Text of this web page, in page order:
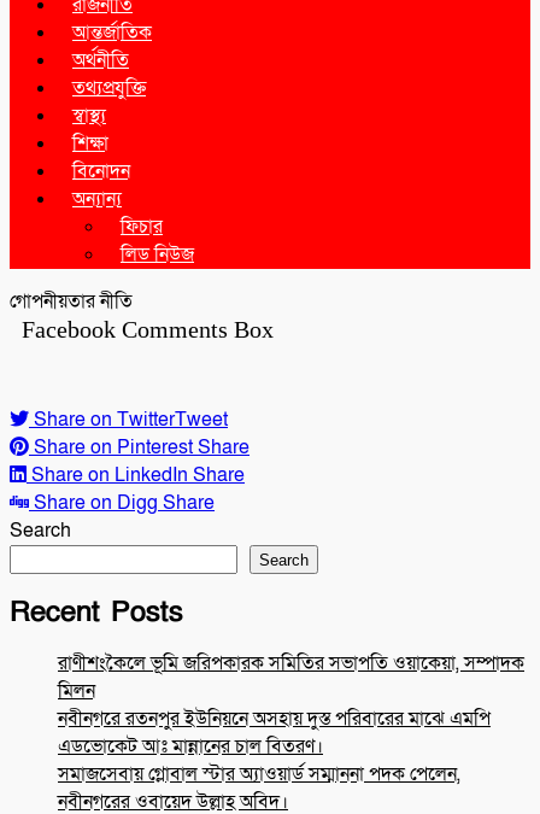
আন্তর্জাতিক
অর্থনীতি
তথ্যপ্রযুক্তি
স্বাস্থ্য
শিক্ষা
বিনোদন
অন্যান্য
ফিচার
লিড নিউজ
গোপনীয়তার নীতি
Facebook Comments Box
Share on TwitterTweet
Share on PinterestShare
Share on LinkedIn Share
Share on Digg Share
Search
Search
Recent Posts
রাণীশংকৈলে ভূমি জরিপকারক সমিতির সভাপতি ওয়াকেয়া, সম্পাদক
মিলন
নবীনগরে রতনপুর ইউনিয়নে অসহায় দুস্ত পরিবারের মাঝে এমপি
এডভোকেট আঃ মান্নানের চাল বিতরণ।
সমাজসেবায় গ্লোবাল স্টার অ্যাওয়ার্ড সম্মাননা পদক পেলেন,
নবীনগরের ওবায়েদ উল্লাহ অবিদ।